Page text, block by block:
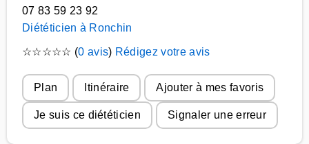
07 83 59 23 92
Diététicien à Ronchin
☆☆☆☆☆ (0 avis) Rédigez votre avis
Plan Itinéraire Ajouter à mes favoris
Je suis ce diététicien Signaler une erreur